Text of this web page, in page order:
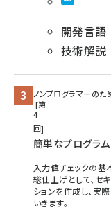
開発言語
技術解説
ノンプログラマーのた
第
4
回
簡単なプログラ
入力値チェックの
総仕上げとして、セ
ションを作成し、実
いきます。